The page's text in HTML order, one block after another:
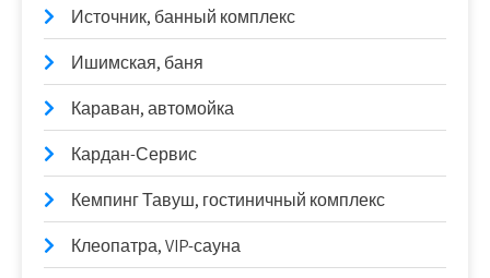
Источник, банный комплекс
Ишимская, баня
Караван, автомойка
Кардан-Сервис
Кемпинг Тавуш, гостиничный комплекс
Клеопатра, VIP-сауна